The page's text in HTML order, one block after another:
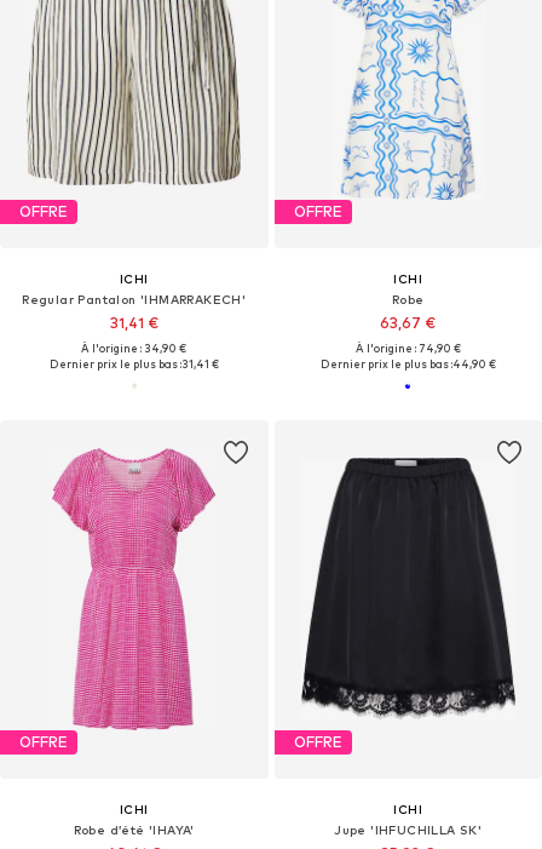
OFFRE
ICHI
Regular Pantalon 'IHMARRAKECH'
31,41 €
À l'origine : 34,90 €
Dernier prix le plus bas :31,41 €
OFFRE
ICHI
Robe
63,67 €
À l'origine : 74,90 €
Dernier prix le plus bas :44,90 €
OFFRE
ICHI
Robe d’été 'IHAYA'
OFFRE
ICHI
Jupe 'IHFUCHILLA SK'